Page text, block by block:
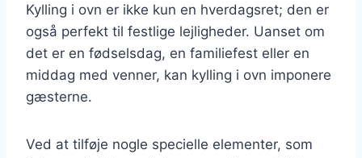
Kylling i ovn er ikke kun en hverdagsret; den er
også perfekt til festlige lejligheder. Uanset om
det er en fødselsdag, en familiefest eller en
middag med venner, kan kylling i ovn imponere
gæsterne.
Ved at tilføje nogle specielle elementer, som